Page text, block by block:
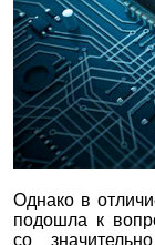
Однако в
подошла к
со